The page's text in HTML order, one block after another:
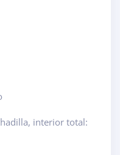
interior total: